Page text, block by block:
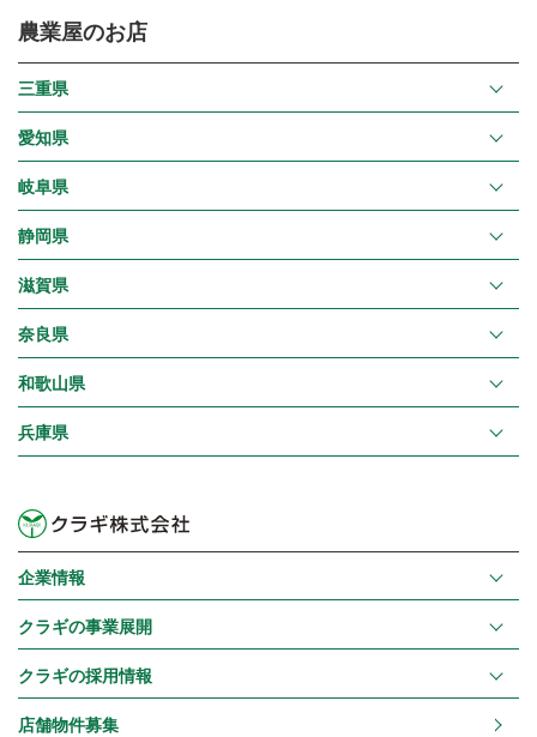
農業屋のお店
三重県
愛知県
岐阜県
静岡県
滋賀県
奈良県
和歌山県
兵庫県
企業情報
クラギの事業展開
クラギの採用情報
店舗物件募集